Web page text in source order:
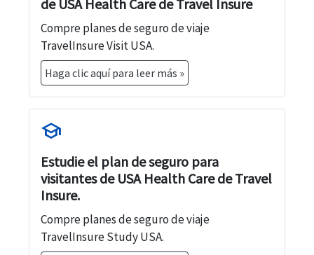
de USA Health Care de Travel Insure
Compre planes de seguro de viaje
TravelInsure Visit USA.
Haga clic aquí para leer más »
school
Estudie el plan de seguro para
visitantes de USA Health Care de Travel
Insure.
Compre planes de seguro de viaje
TravelInsure Study USA.